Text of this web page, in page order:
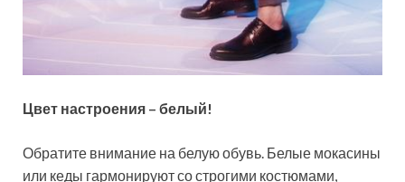
Цвет настроения – белый!
Обратите внимание на белую обувь. Белые мокасины
или кеды гармонируют со строгими костюмами,